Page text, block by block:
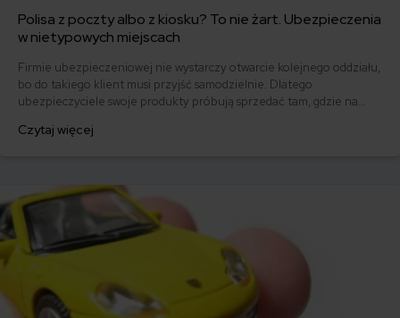
Polisa z poczty albo z kiosku? To nie żart. Ubezpieczenia
w nietypowych miejscach
Firmie ubezpieczeniowej nie wystarczy otwarcie kolejnego oddziału,
bo do takiego klient musi przyjść samodzielnie. Dlatego
ubezpieczyciele swoje produkty próbują sprzedać tam, gdzie na
elektroniką czy kioskach. Ekspert porównywarki mfind postanowił
Czytaj więcej